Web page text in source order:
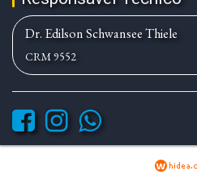
Dr. Edilson Schwansee Thiele
CRM 9552